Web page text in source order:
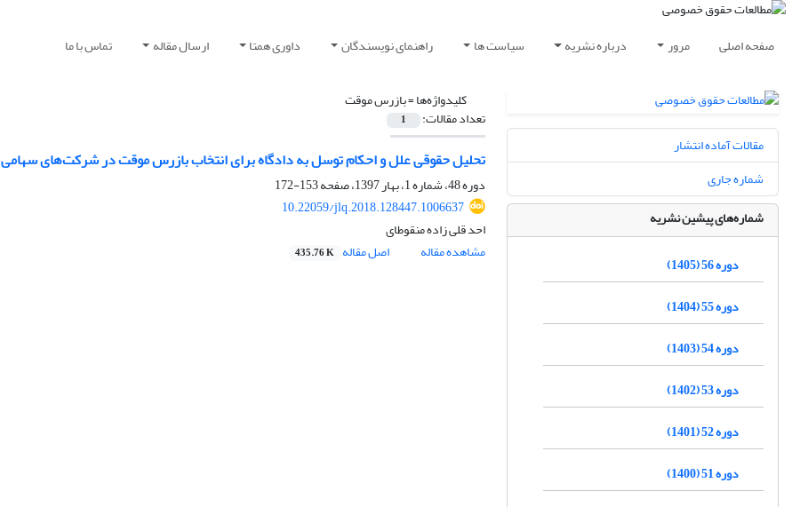
صفحه اصلی مرور درباره نشریه سیاست ها راهنمای نویسندگان داوری همتا ارسال مقاله تماس با ما
کلیدواژه‌ها =بازرس موقت
تعداد مقالات: 1
تحلیل حقوقی علل و احکام توسل به دادگاه برای انتخاب بازرس موقت در شرکت‌های سهامی
دوره 48، شماره 1، بهار 1397، صفحه
153-172
10.22059/jlq.2018.128447.1006637
احد قلی زاده منقوطای
مشاهده مقاله
اصل مقاله 435.76 K
مقالات آماده انتشار
شماره جاری
شماره‌های پیشین نشریه
دوره 56 (1405)
دوره 55 (1404)
دوره 54 (1403)
دوره 53 (1402)
دوره 52 (1401)
دوره 51 (1400)